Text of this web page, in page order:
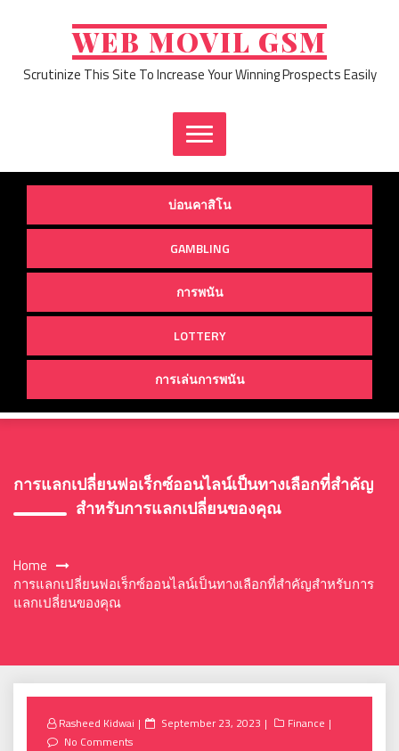
WEB MOVIL GSM
Scrutinize This Site To Increase Your Winning Prospects Easily
บ่อนคาสิโน
GAMBLING
การพนัน
LOTTERY
การเล่นการพนัน
การแลกเปลี่ยนฟอเร็กซ์ออนไลน์เป็นทางเลือกที่สำคัญ
สำหรับการแลกเปลี่ยนของคุณ
Home
การแลกเปลี่ยนฟอเร็กซ์ออนไลน์เป็นทางเลือกที่สำคัญสำหรับการ
แลกเปลี่ยนของคุณ
Rasheed Kidwai
Posted
September 23, 2023
Finance
No Comments